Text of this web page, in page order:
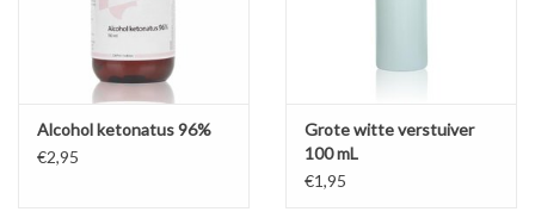
Alcohol ketonatus 96%
€2,95
Grote witte verstuiver
100 mL
€1,95